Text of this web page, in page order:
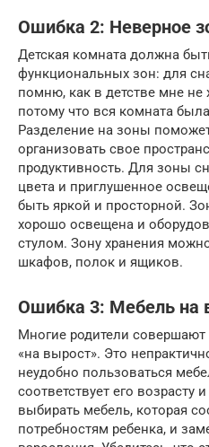
Ошибка 2: Неверное
Детская комната должна
функциональных зон: для
помню, как в детстве мне не
потому что вся комната
Разделение на зоны
организовать свое
продуктивность. Для зоны
цвета и приглушенное
быть яркой и просторной.
хорошо освещена и
стулом. Зону хранения
шкафов, полок и ящиков.
Ошибка 3: Мебель на
Многие родители
«на вырост». Это
неудобно пользоваться
соответствует его возрасту
выбирать мебель, которая
потребностям ребенка, и